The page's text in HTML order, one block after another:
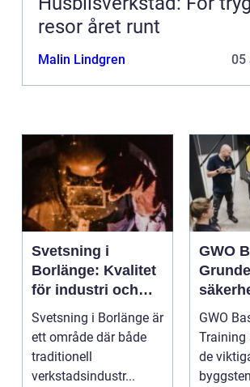
resor året runt
Malin Lindgren 05
Svetsning i
Borlänge: Kvalitet
för industri och
konstruktion
Svetsning i Borlänge är
ett område där både
traditionell
verkstadsindustr...
GWO
en
GWO
Training
de